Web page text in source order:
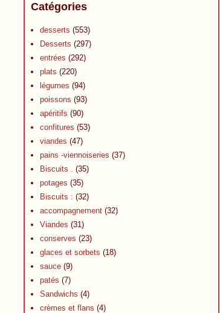
Catégories
desserts (553)
Desserts (297)
entrées (292)
plats (220)
légumes (94)
poissons (93)
apéritifs (90)
confitures (53)
viandes (47)
pains -viennoiseries (37)
Biscuits . (35)
potages (35)
Biscuits : (32)
accompagnement (32)
Viandes (31)
conserves (23)
glaces et sorbets (18)
sauce (9)
patés (7)
Sandwichs (4)
crèmes et flans (4)